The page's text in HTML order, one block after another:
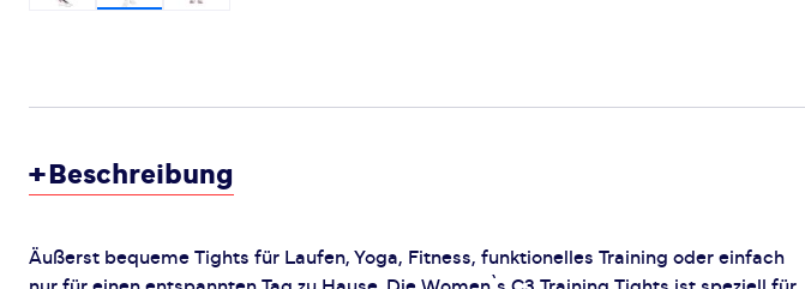
+ Beschreibung
Äußerst bequeme Tights für Laufen, Yoga, Fitness, funktionelles Training oder einfach